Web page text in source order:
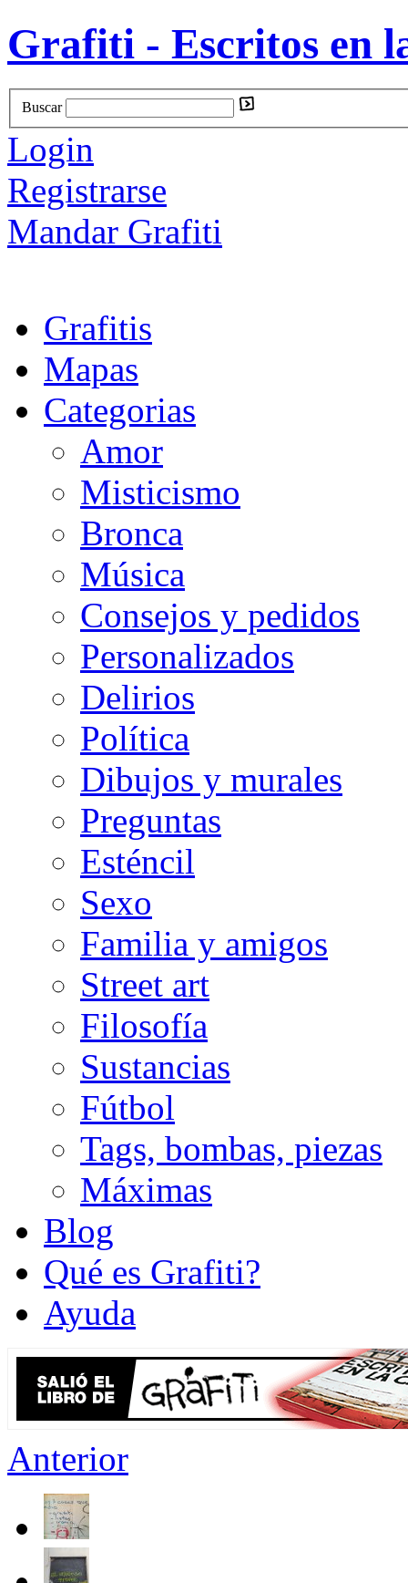
Grafiti - Escritos en
Buscar
Login
Registrarse
Mandar Grafiti
Grafitis
Mapas
Categorias
Amor
Misticismo
Bronca
Música
Consejos y pedidos
Personalizados
Delirios
Política
Dibujos y murales
Preguntas
Esténcil
Sexo
Familia y amigos
Street art
Filosofía
Sustancias
Fútbol
Tags, bombas, piezas
Máximas
Blog
Qué es Grafiti?
Ayuda
Anterior